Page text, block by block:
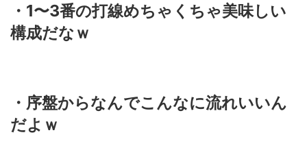
・1〜3番の打線めちゃくちゃ美味しい
構成だなｗ
・序盤からなんでこんなに流れいいん
だよｗ